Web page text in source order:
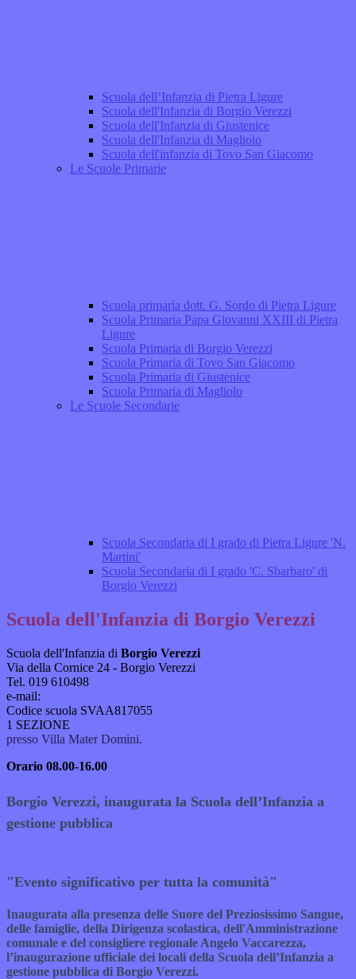
Scuola dell’Infanzia di Pietra Ligure
Scuola dell'Infanzia di Borgio Verezzi
Scuola dell'Infanzia di Giustenice
Scuola dell'Infanzia di Magliolo
Scuola dell'infanzia di Tovo San Giacomo
Le Scuole Primarie
Scuola primaria dott. G. Sordo di Pietra Ligure
Scuola Primaria Papa Giovanni XXIII di Pietra
Ligure
Scuola Primaria di Borgio Verezzi
Scuola Primaria di Tovo San Giacomo
Scuola Primaria di Giustenice
Scuola Primaria di Magliolo
Le Scuole Secondarie
Scuola Secondaria di I grado di Pietra Ligure 'N.
Martini'
Scuola Secondaria di I grado 'C. Sbarbaro' di
Borgio Verezzi
Scuola dell'Infanzia di Borgio Verezzi
Scuola dell'Infanzia di Borgio Verezzi
Via della Cornice 24 - Borgio Verezzi
Tel. 019 610498
e-mail:
Codice scuola SVAA817055
1 SEZIONE
presso Villa Mater Domini.
Orario 08.00-16.00
Borgio Verezzi, inaugurata la Scuola dell’Infanzia a
gestione pubblica
"Evento significativo per tutta la comunità"
Inaugurata alla presenza delle Suore del Preziosissimo Sangue,
delle famiglie, della Dirigenza scolastica, dell'Amministrazione
comunale e del consigliere regionale Angelo Vaccarezza,
l’inaugurazione ufficiale dei locali della Scuola dell’Infanzia a
gestione pubblica di Borgio Verezzi.